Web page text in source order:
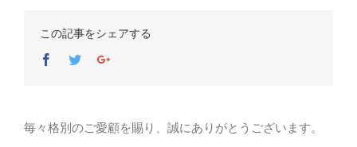
この記事をシェアする
Facebook
TwitterGoogle+
毎々格別のご愛顧を賜り、誠にありがとうございます。